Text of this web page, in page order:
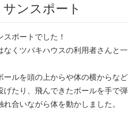
サンスポート
ポートでした！
なくツバキハウスの利用者さんと一
ールを頭の上からや体の横からなど
げたり、飛んできたボールを手で弾
合いながら体を動かしました。